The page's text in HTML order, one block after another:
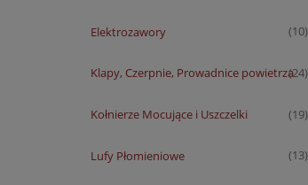
Elektrozawory (10)
Klapy, Czerpnie, Prowadnice powietrza(24)
Kołnierze Mocujące i Uszczelki (19)
Lufy Płomieniowe (13)